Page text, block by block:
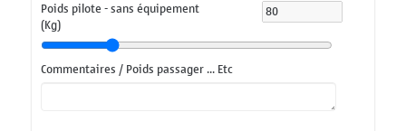
Poids pilote - sans équipement
(Kg)
Commentaires / Poids passager ... Etc